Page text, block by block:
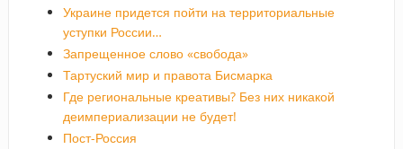
Украине придется пойти на территориальные
уступки России…
Запрещенное слово «свобода»
Тартуский мир и правота Бисмарка
Где региональные креативы? Без них никакой
деимпериализации не будет!
Пост-Россия